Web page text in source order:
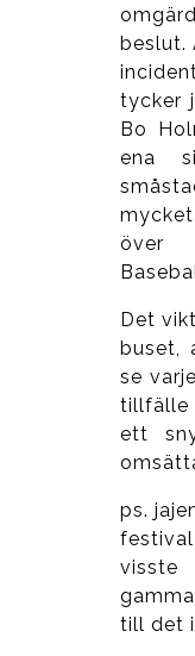
beslut.
tycker
Bo
ena
över
Det
buset,
se
tillfälle
ett
ps.
till det